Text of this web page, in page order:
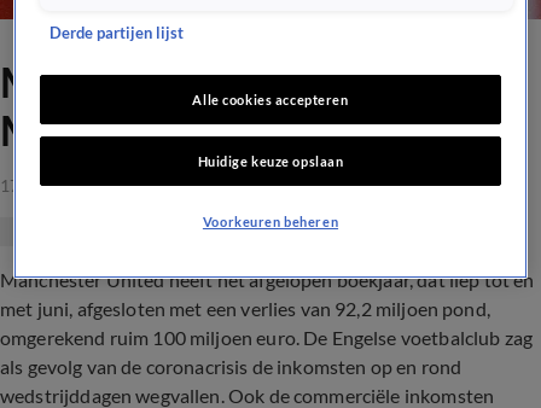
Miljoenenverlies voor
Manchester United
17 sep 2021, 15:01
Manchester United heeft het afgelopen boekjaar, dat liep tot en
met juni, afgesloten met een verlies van 92,2 miljoen pond,
omgerekend ruim 100 miljoen euro. De Engelse voetbalclub zag
als gevolg van de coronacrisis de inkomsten op en rond
wedstrijddagen wegvallen. Ook de commerciële inkomsten
Derde partijen lijst
Alle cookies accepteren
Huidige keuze opslaan
Voorkeuren beheren